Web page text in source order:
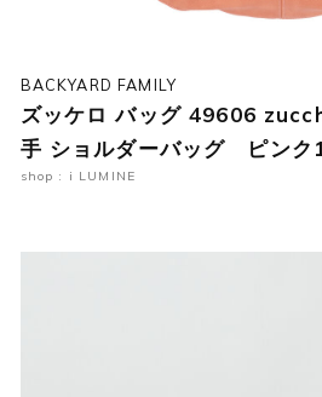
BACKYARD FAMILY
ズッケロ バッグ 49606
手 ショルダーバッグ ピンク
shop : i LUMINE